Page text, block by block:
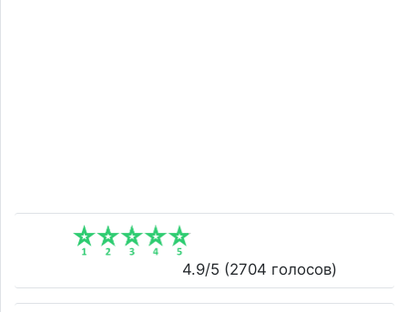
4.9/5 (2704 голосов)